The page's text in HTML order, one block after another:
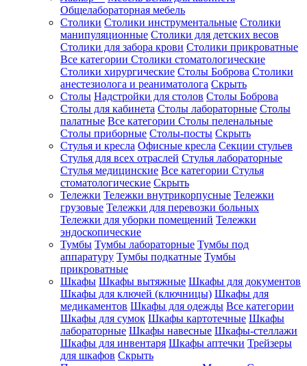
Общелабораторная мебель
Столики Столики инструментальные Столики
манипуляционные Столики для детских весов
Столики для забора крови Столики прикроватные
Все категории Столики стоматологические
Столики хирургические Столы Боброва Столики
анестезиолога и реаниматолога Скрыть
Столы Надстройки для столов Столы Боброва
Столы для кабинета Столы лабораторные Столы
палатные Все категории Столы пеленальные
Столы приборные Столы-посты Скрыть
Стулья и кресла Офисные кресла Секции стульев
Стулья для всех отраслей Стулья лабораторные
Стулья медицинские Все категории Стулья
стоматологические Скрыть
Тележки Тележки внутрикорпусные Тележки
грузовые Тележки для перевозки больных
Тележки для уборки помещений Тележки
эндоскопические
Тумбы Тумбы лабораторные Тумбы под
аппаратуру Тумбы подкатные Тумбы
прикроватные
Шкафы Шкафы вытяжные Шкафы для документов
Шкафы для ключей (ключницы) Шкафы для
медикаментов Шкафы для одежды Все категории
Шкафы для сумок Шкафы картотечные Шкафы
лабораторные Шкафы навесные Шкафы-стеллажи
Шкафы для инвентаря Шкафы аптечки Трейзеры
для шкафов Скрыть